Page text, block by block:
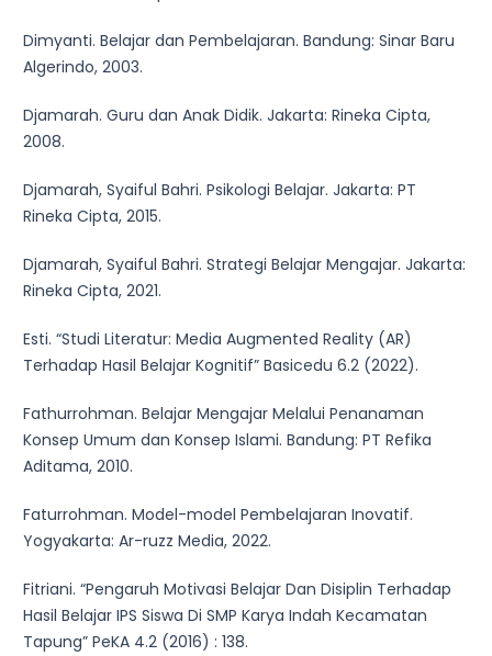
Dimyanti. Belajar dan Pembelajaran. Bandung: Sinar Baru
Algerindo, 2003.
Djamarah. Guru dan Anak Didik. Jakarta: Rineka Cipta,
2008.
Djamarah, Syaiful Bahri. Psikologi Belajar. Jakarta: PT
Rineka Cipta, 2015.
Djamarah, Syaiful Bahri. Strategi Belajar Mengajar. Jakarta:
Rineka Cipta, 2021.
Esti. “Studi Literatur: Media Augmented Reality (AR)
Terhadap Hasil Belajar Kognitif” Basicedu 6.2 (2022).
Fathurrohman. Belajar Mengajar Melalui Penanaman
Konsep Umum dan Konsep Islami. Bandung: PT Refika
Aditama, 2010.
Faturrohman. Model-model Pembelajaran Inovatif.
Yogyakarta: Ar-ruzz Media, 2022.
Fitriani. “Pengaruh Motivasi Belajar Dan Disiplin Terhadap
Hasil Belajar IPS Siswa Di SMP Karya Indah Kecamatan
Tapung” PeKA 4.2 (2016) : 138.